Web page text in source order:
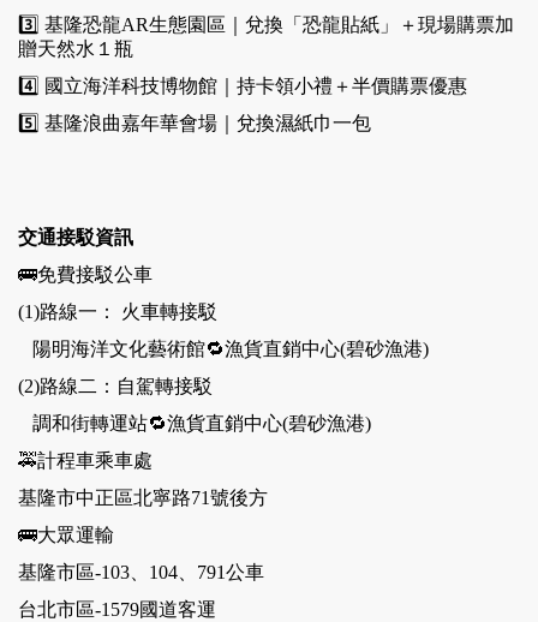
3️⃣ 基隆恐龍AR生態園區｜兌換「恐龍貼紙」＋現場購票加
贈天然水１瓶
4️⃣ 國立海洋科技博物館｜持卡領小禮＋半價購票優惠
5️⃣ 基隆浪曲嘉年華會場｜兌換濕紙巾一包
交通接駁資訊
🚌免費接駁公車
(1)路線一： 火車轉接駁
陽明海洋文化藝術館🔁漁貨直銷中心(碧砂漁港)
(2)路線二：自駕轉接駁
調和街轉運站🔁漁貨直銷中心(碧砂漁港)
🚕計程車乘車處
基隆市中正區北寧路71號後方
🚌大眾運輸
基隆市區-103、104、791公車
台北市區-1579國道客運